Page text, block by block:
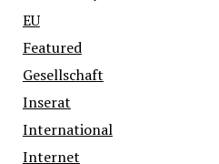
EU
Featured
Gesellschaft
Inserat
International
Internet